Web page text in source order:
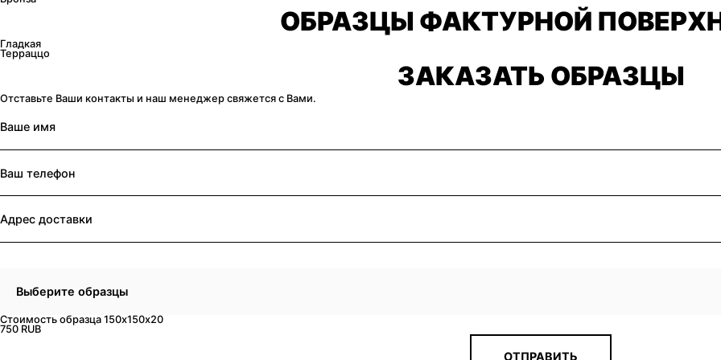
ОБРАЗЦЫ ФАКТУРНОЙ
Гладкая
Терраццо
ЗАКАЗАТЬ ОБРАЗЦЫ
Отставьте Ваши контакты и наш менеджер свяжется с Вами.
Выберите образцы
Стоимость образца 150x150x20
750 RUB
ОТПРАВИТЬ